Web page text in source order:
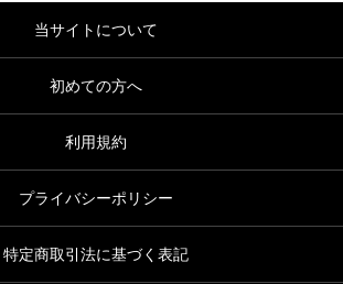
当サイトについて
初めての方へ
利用規約
プライバシーポリシー
特定商取引法に基づく表記